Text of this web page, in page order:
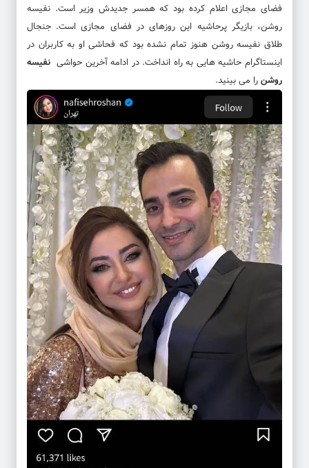
فضای مجازی اعلام کرده بود که همسر جدیدش وزیر است. نفیسه
روشن، بازیگر پرحاشیه این روزهای در فضای مجازی است. جنجال
طلاق نفیسه روشن هنوز تمام نشده بود که فحاشی او به کاربران در
اینستاگرام حاشیه هایی به راه انداخت. در ادامه آخرین حواشی نفیسه
روشنرا می بینید.